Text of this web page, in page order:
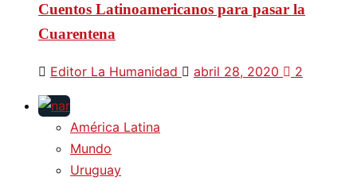
Cuentos Latinoamericanos para pasar la
Cuarentena
Editor La Humanidad abril 28, 2020 2
América Latina
Mundo
Uruguay